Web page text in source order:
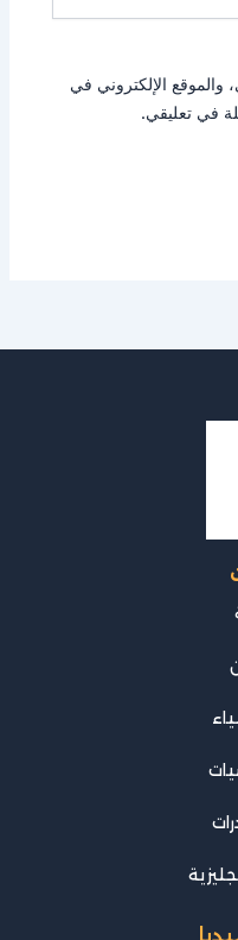
والموقع الإلكتروني في
في تعليقي.